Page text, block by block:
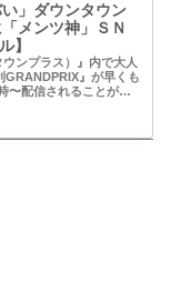
」ダウンタウン
メンツ神」ＳＮ
】
ウンプラス）』内で大人
GRANDPRIX』が早くも
〜配信されることが話